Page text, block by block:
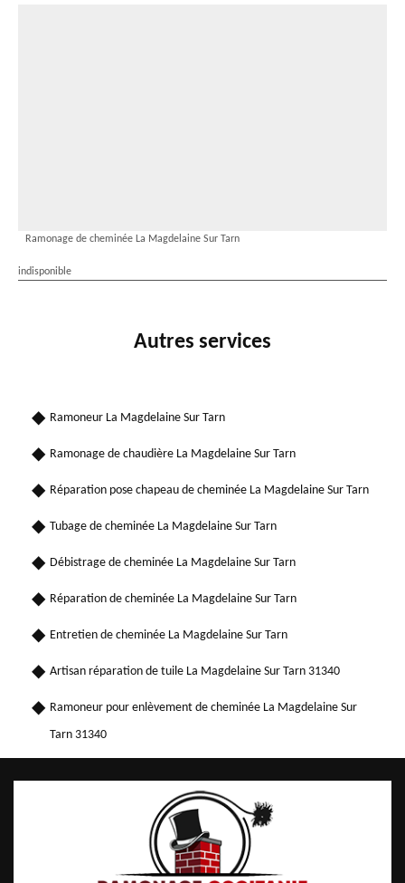
Ramonage de cheminée La Magdelaine Sur Tarn
indisponible
Autres services
Ramoneur La Magdelaine Sur Tarn
Ramonage de chaudière La Magdelaine Sur Tarn
Réparation pose chapeau de cheminée La Magdelaine Sur Tarn
Tubage de cheminée La Magdelaine Sur Tarn
Débistrage de cheminée La Magdelaine Sur Tarn
Réparation de cheminée La Magdelaine Sur Tarn
Entretien de cheminée La Magdelaine Sur Tarn
Artisan réparation de tuile La Magdelaine Sur Tarn 31340
Ramoneur pour enlèvement de cheminée La Magdelaine Sur
Tarn 31340